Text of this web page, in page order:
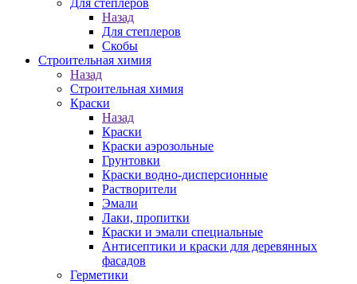
Для степлеров
Назад
Для степлеров
Скобы
Строительная химия
Назад
Строительная химия
Краски
Назад
Краски
Краски аэрозольные
Грунтовки
Краски водно-дисперсионные
Растворители
Эмали
Лаки, пропитки
Краски и эмали специальные
Антисептики и краски для деревянных
фасадов
Герметики